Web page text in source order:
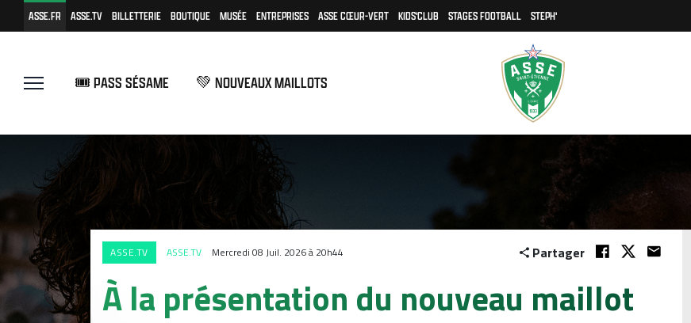
ASSE.FR ASSE.TV BILLETTERIE BOUTIQUE MUSÉE ENTREPRISES ASSE CŒUR-VERT KIDS'CLUB STAGES FOOTBALL STEPH'
🎟️ PASS SÉSAME 💚 NOUVEAUX MAILLOTS
ASSE.TV ASSE.TV Mercredi 08 Juil. 2026 à 20h44 Partager
À la présentation du nouveau maillot